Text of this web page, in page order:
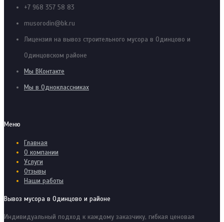
+7 968 357 58 83
musorodin@bk.ru
Лицензия на вывоз строительного мусора в Одинцово и
Одинцовском районе
Мы ВКонтакте
Мы в Одноклассниках
Меню
Главная
О компании
Услуги
Отзывы
Наши работы
Вывоз мусора в Одинцово и районе
Индивидуальный подход к каждому заказчику, гибкая ценовая